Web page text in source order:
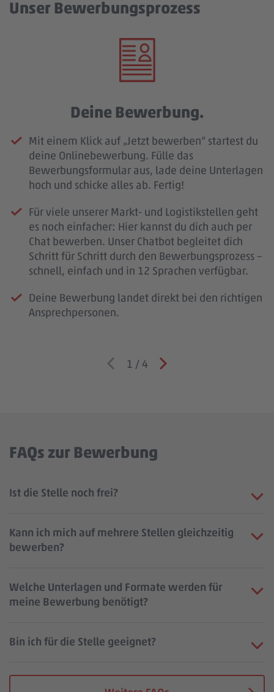
Unser Bewerbungsprozess
Deine Bewerbung.
Mit einem Klick auf „Jetzt bewerben“ startest du
deine Onlinebewerbung. Fülle das
Bewerbungsformular aus, lade deine Unterlagen
hoch und schicke alles ab. Fertig!
Für viele unserer Markt- und Logistikstellen geht
es noch einfacher: Hier kannst du dich auch per
Chat bewerben. Unser Chatbot begleitet dich
Schritt für Schritt durch den Bewerbungsprozess –
schnell, einfach und in 12 Sprachen verfügbar.
Deine Bewerbung landet direkt bei den richtigen
Ansprechpersonen.
1 / 4
FAQs zur Bewerbung
Ist die Stelle noch frei?
Kann ich mich auf mehrere Stellen gleichzeitig
bewerben?
Welche Unterlagen und Formate werden für
meine Bewerbung benötigt?
Bin ich für die Stelle geeignet?